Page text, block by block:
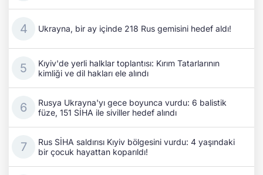
Ukrayna, bir ay içinde 218 Rus gemisini hedef aldı!
Kıyiv'de yerli halklar toplantısı: Kırım Tatarlarının
kimliği ve dil hakları ele alındı
Rusya Ukrayna'yı gece boyunca vurdu: 6 balistik
füze, 151 SİHA ile siviller hedef alındı
Rus SİHA saldırısı Kıyiv bölgesini vurdu: 4 yaşındaki
bir çocuk hayattan koparıldı!